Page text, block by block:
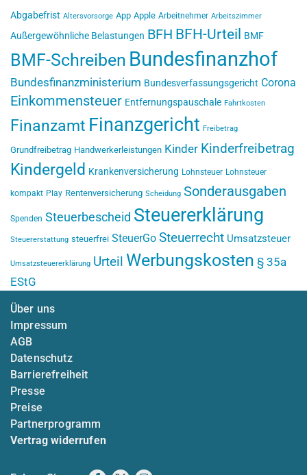
Abgabefrist Altersvorsorge App Apple Arbeitnehmer Arbeitszimmer
Außergewöhnliche Belastungen BFH BFH-Urteil BMF
BMF-Schreiben Bundesfinanzhof
Bundesfinanzministerium Bundesverfassungsgericht Corona
Einkommensteuer Entfernungspauschale Fahrtkosten
Finanzamt Finanzgericht Freibetrag
Grundfreibetrag Handwerkerleistungen Kinder Kinderfreibetrag
Kindergeld Krankenversicherung Lohnsteuer Lohnsteuer
kompakt Play Rentenversicherung Scheidung Sonderausgaben
Spenden Steuerbescheid Steuererklärung
Steuererstattung steuerfrei SteuerGo Steuerrecht Umsatzsteuer
Umsatzsteuererklärung Urteil Werbungskosten § 35a
EStG
Über uns
Impressum
AGB
Datenschutz
Barrierefreiheit
Presse
Preise
Partnerprogramm
Vertrag widerrufen